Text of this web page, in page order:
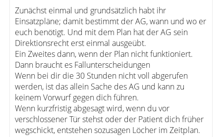
Zunächst einmal und grundsätzlich habt ihr
Einsatzpläne; damit bestimmt der AG, wann und wo er
euch benötigt. Und mit dem Plan hat der AG sein
Direktionsrecht erst einmal ausgeübt.
Ein Zweites dann, wenn der Plan nicht funktioniert.
Dann braucht es Fallunterscheidungen
Wenn bei dir die 30 Stunden nicht voll abgerufen
werden, ist das allein Sache des AG und kann zu
keinem Vorwurf gegen dich führen.
Wenn kurzfristig abgesagt wird, wenn du vor
verschlossener Tür stehst oder der Patient dich früher
wegschickt, entstehen sozusagen Löcher im Zeitplan.